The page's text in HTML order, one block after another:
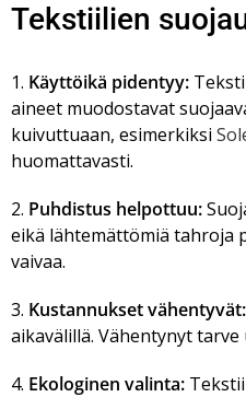
Tekstiilien
1. Käyttöikä pidentyy:
aineet muodostavat
kuivuttuaan, esimerkiksi
huomattavasti.
2. Puhdistus helpottuu:
eikä lähtemättömiä tahroja
vaivaa.
3. Kustannukset vähentyvät:
aikavälillä. Vähentynyt
4. Ekologinen valinta: